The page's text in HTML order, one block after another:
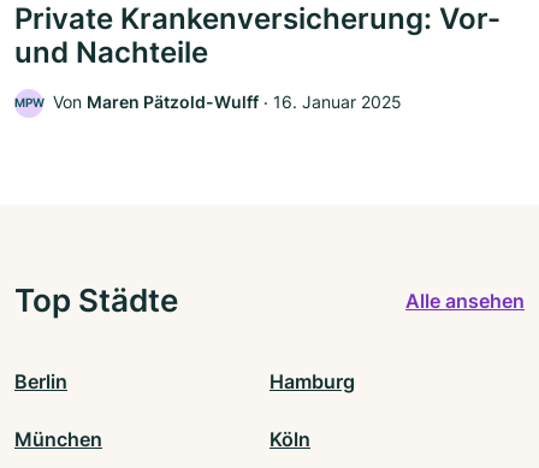
Private Krankenversicherung: Vor-
und Nachteile
MPW Von Maren Pätzold-Wulff ‧ 16. Januar 2025
Top Städte Alle ansehen
Berlin Hamburg
München Köln